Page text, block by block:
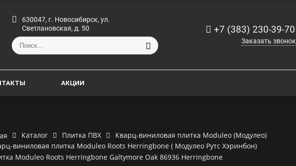
630047, г. Новосибирск, ул.
Светлановская, д. 50
+7 (383) 230-39-70
Заказать звонок
АКЦИИ
Каталог Плитка ПВХ
Кварц-виниловая плитка Moduleo (Модулео)
виниловая плитка Moduleo Roots Herringbone ( Модулео Рутс Хэринбон)
Moduleo Roots Herringbone Galtymore Oak 86936 Herringbone